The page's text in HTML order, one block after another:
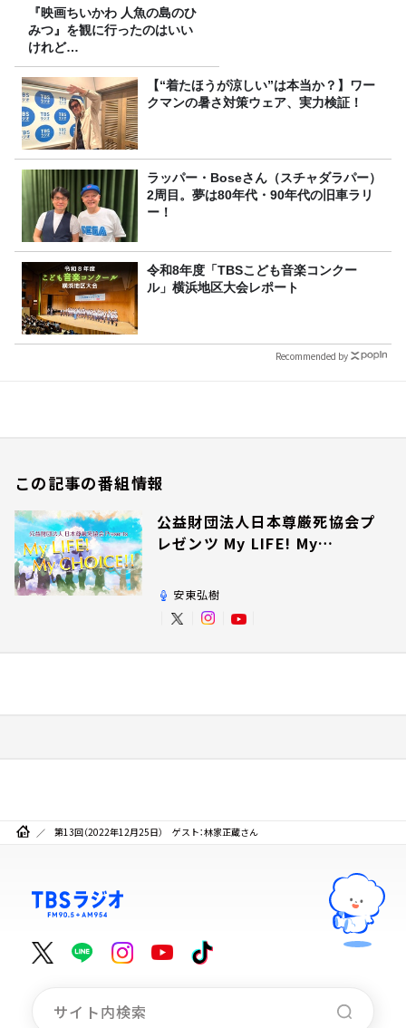
『映画ちいかわ 人魚の島のひ
みつ』を観に行ったのはいい
けれど…
【“着たほうが涼しい”は本当か？】ワー
クマンの暑さ対策ウェア、実力検証！
ラッパー・Boseさん（スチャダラパー）
2周目。夢は80年代・90年代の旧車ラリ
ー！
令和8年度「TBSこども音楽コンクー
ル」横浜地区大会レポート
Recommended by
この記事の番組情報
公益財団法人日本尊厳死協会プ
レゼンツ My LIFE! My
安東弘樹
第13回（2022年12月25日） ゲスト：林家正蔵さん